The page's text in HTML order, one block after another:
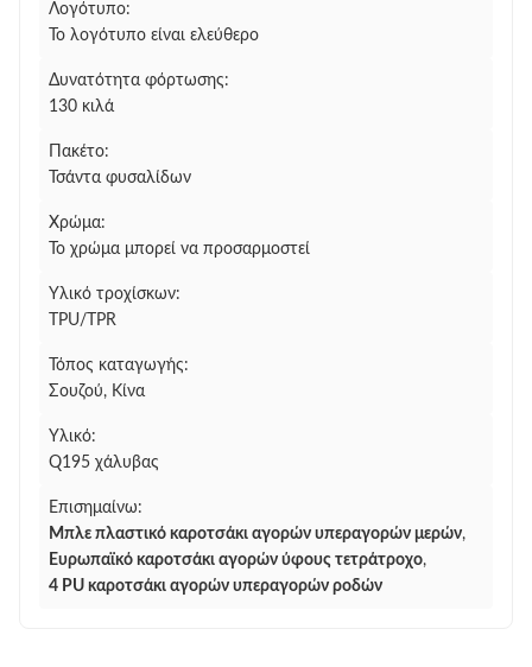
Λογότυπο:
Το λογότυπο είναι ελεύθερο
Δυνατότητα φόρτωσης:
130 κιλά
Πακέτο:
Τσάντα φυσαλίδων
Χρώμα:
Το χρώμα μπορεί να προσαρμοστεί
Υλικό τροχίσκων:
TPU/TPR
Τόπος καταγωγής:
Σουζού, Κίνα
Υλικό:
Q195 χάλυβας
Επισημαίνω:
Μπλε πλαστικό καροτσάκι αγορών υπεραγορών μερών,
Ευρωπαϊκό καροτσάκι αγορών ύφους τετράτροχο,
4 PU καροτσάκι αγορών υπεραγορών ροδών